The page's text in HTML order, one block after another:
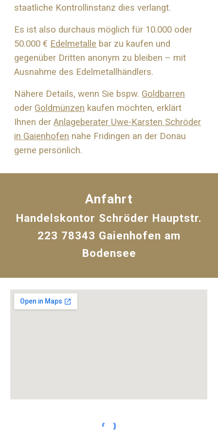
staatliche Kontrollinstanz dies verlangt.
Es ist also durchaus möglich für 10.000 oder
50.000 € Edelmetalle bar zu kaufen und
gegenüber Dritten anonym zu bleiben – mit
Ausnahme des Edelmetallhändlers.
Nähere Details, wenn Sie bspw. Goldbarren
oder Goldmünzen kaufen möchten, erklärt
Ihnen derAnlageberater Uwe-Karsten Schröder
in Gaienhofen nahe Fridingen an der Donau
gerne persönlich.
Anfahrt
Handelskontor Schröder Hauptstr.
223 78343 Gaienhofen am
Bodensee